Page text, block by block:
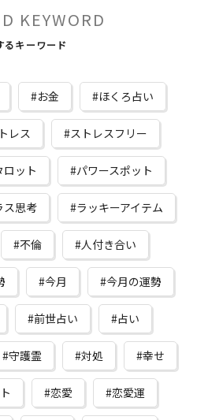
KEYWORD
るキーワード
お金 ほくろ占い
レス ストレスフリー
ロット パワースポット
ス思考 ラッキーアイテム
不倫 人付き合い
今月 今月の運勢
前世占い 占い
守護霊 対処 幸せ
恋愛 恋愛運